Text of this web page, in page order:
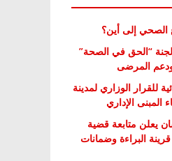
الصحي إلى أين؟
“الحق في الصحة”
ودعم المرضى
للقرار الوزاري لمدينة
المبنى الإداري
يعلن متابعة قضية
البراءة وضمانات